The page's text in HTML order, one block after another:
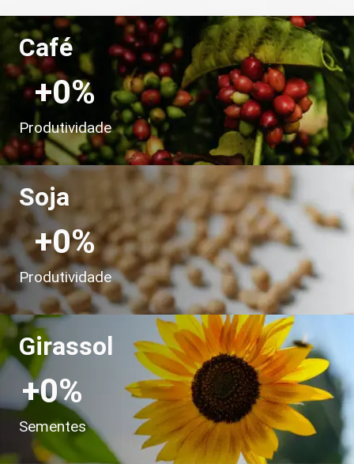
Café
Produtividade
+0%
Soja
Produtividade
+0%
Girassol
Sementes
+0%